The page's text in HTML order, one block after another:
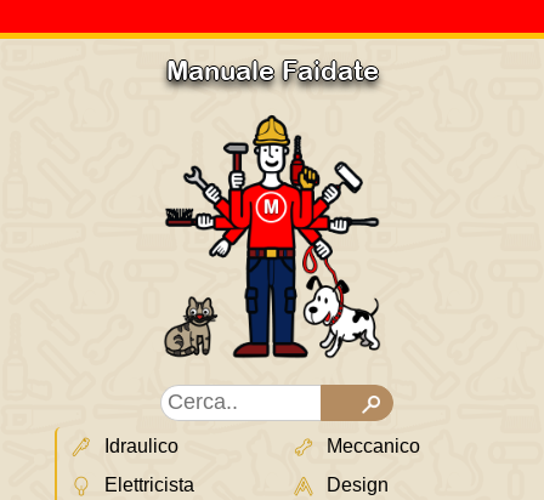
Manuale Faidate
Idraulico
Elettricista
Meccanico
Design